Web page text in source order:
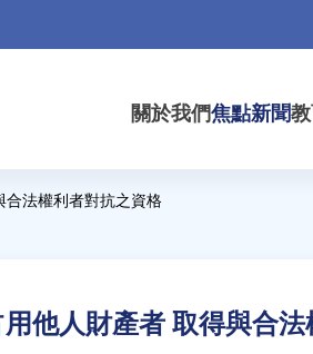
關於我們焦點新聞
合法權利者對抗之資格
他人財產者 取得與合